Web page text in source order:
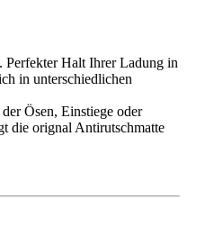
Halt Ihrer Ladung in
in unterschiedlichen
Ösen, Einstiege oder
die orignal Antirutschmatte